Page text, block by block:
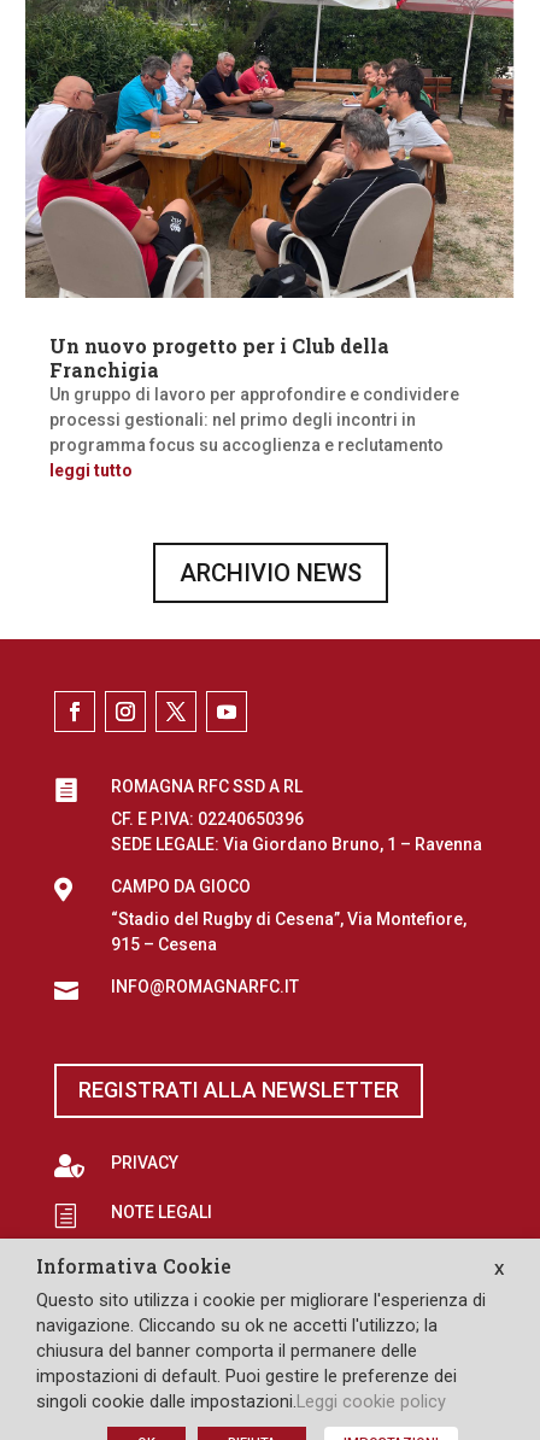
Un nuovo progetto per i Club della
Franchigia
Un gruppo di lavoro per approfondire e condividere
processi gestionali: nel primo degli incontri in
programma focus su accoglienza e reclutamento
leggi tutto
ARCHIVIO NEWS

ROMAGNA RFC SSD A RL
CF. E P.IVA: 02240650396
SEDE LEGALE: Via Giordano Bruno, 1 – Ravenna

CAMPO DA GIOCO
“Stadio del Rugby di Cesena”, Via Montefiore,
915 – Cesena
 INFO@ROMAGNARFC.IT
REGISTRATI ALLA NEWSLETTER
 PRIVACY
h NOTE LEGALI
p EROGAZIONI PUBBLICHE
 SAFEGUARDING
DESIGN: PULLOVER
X
Informativa Cookie
Questo sito utilizza i cookie per migliorare l'esperienza di
navigazione. Cliccando su ok ne accetti l'utilizzo; la
chiusura del banner comporta il permanere delle
impostazioni di default. Puoi gestire le preferenze dei
singoli cookie dalle impostazioni.Leggi cookie policy